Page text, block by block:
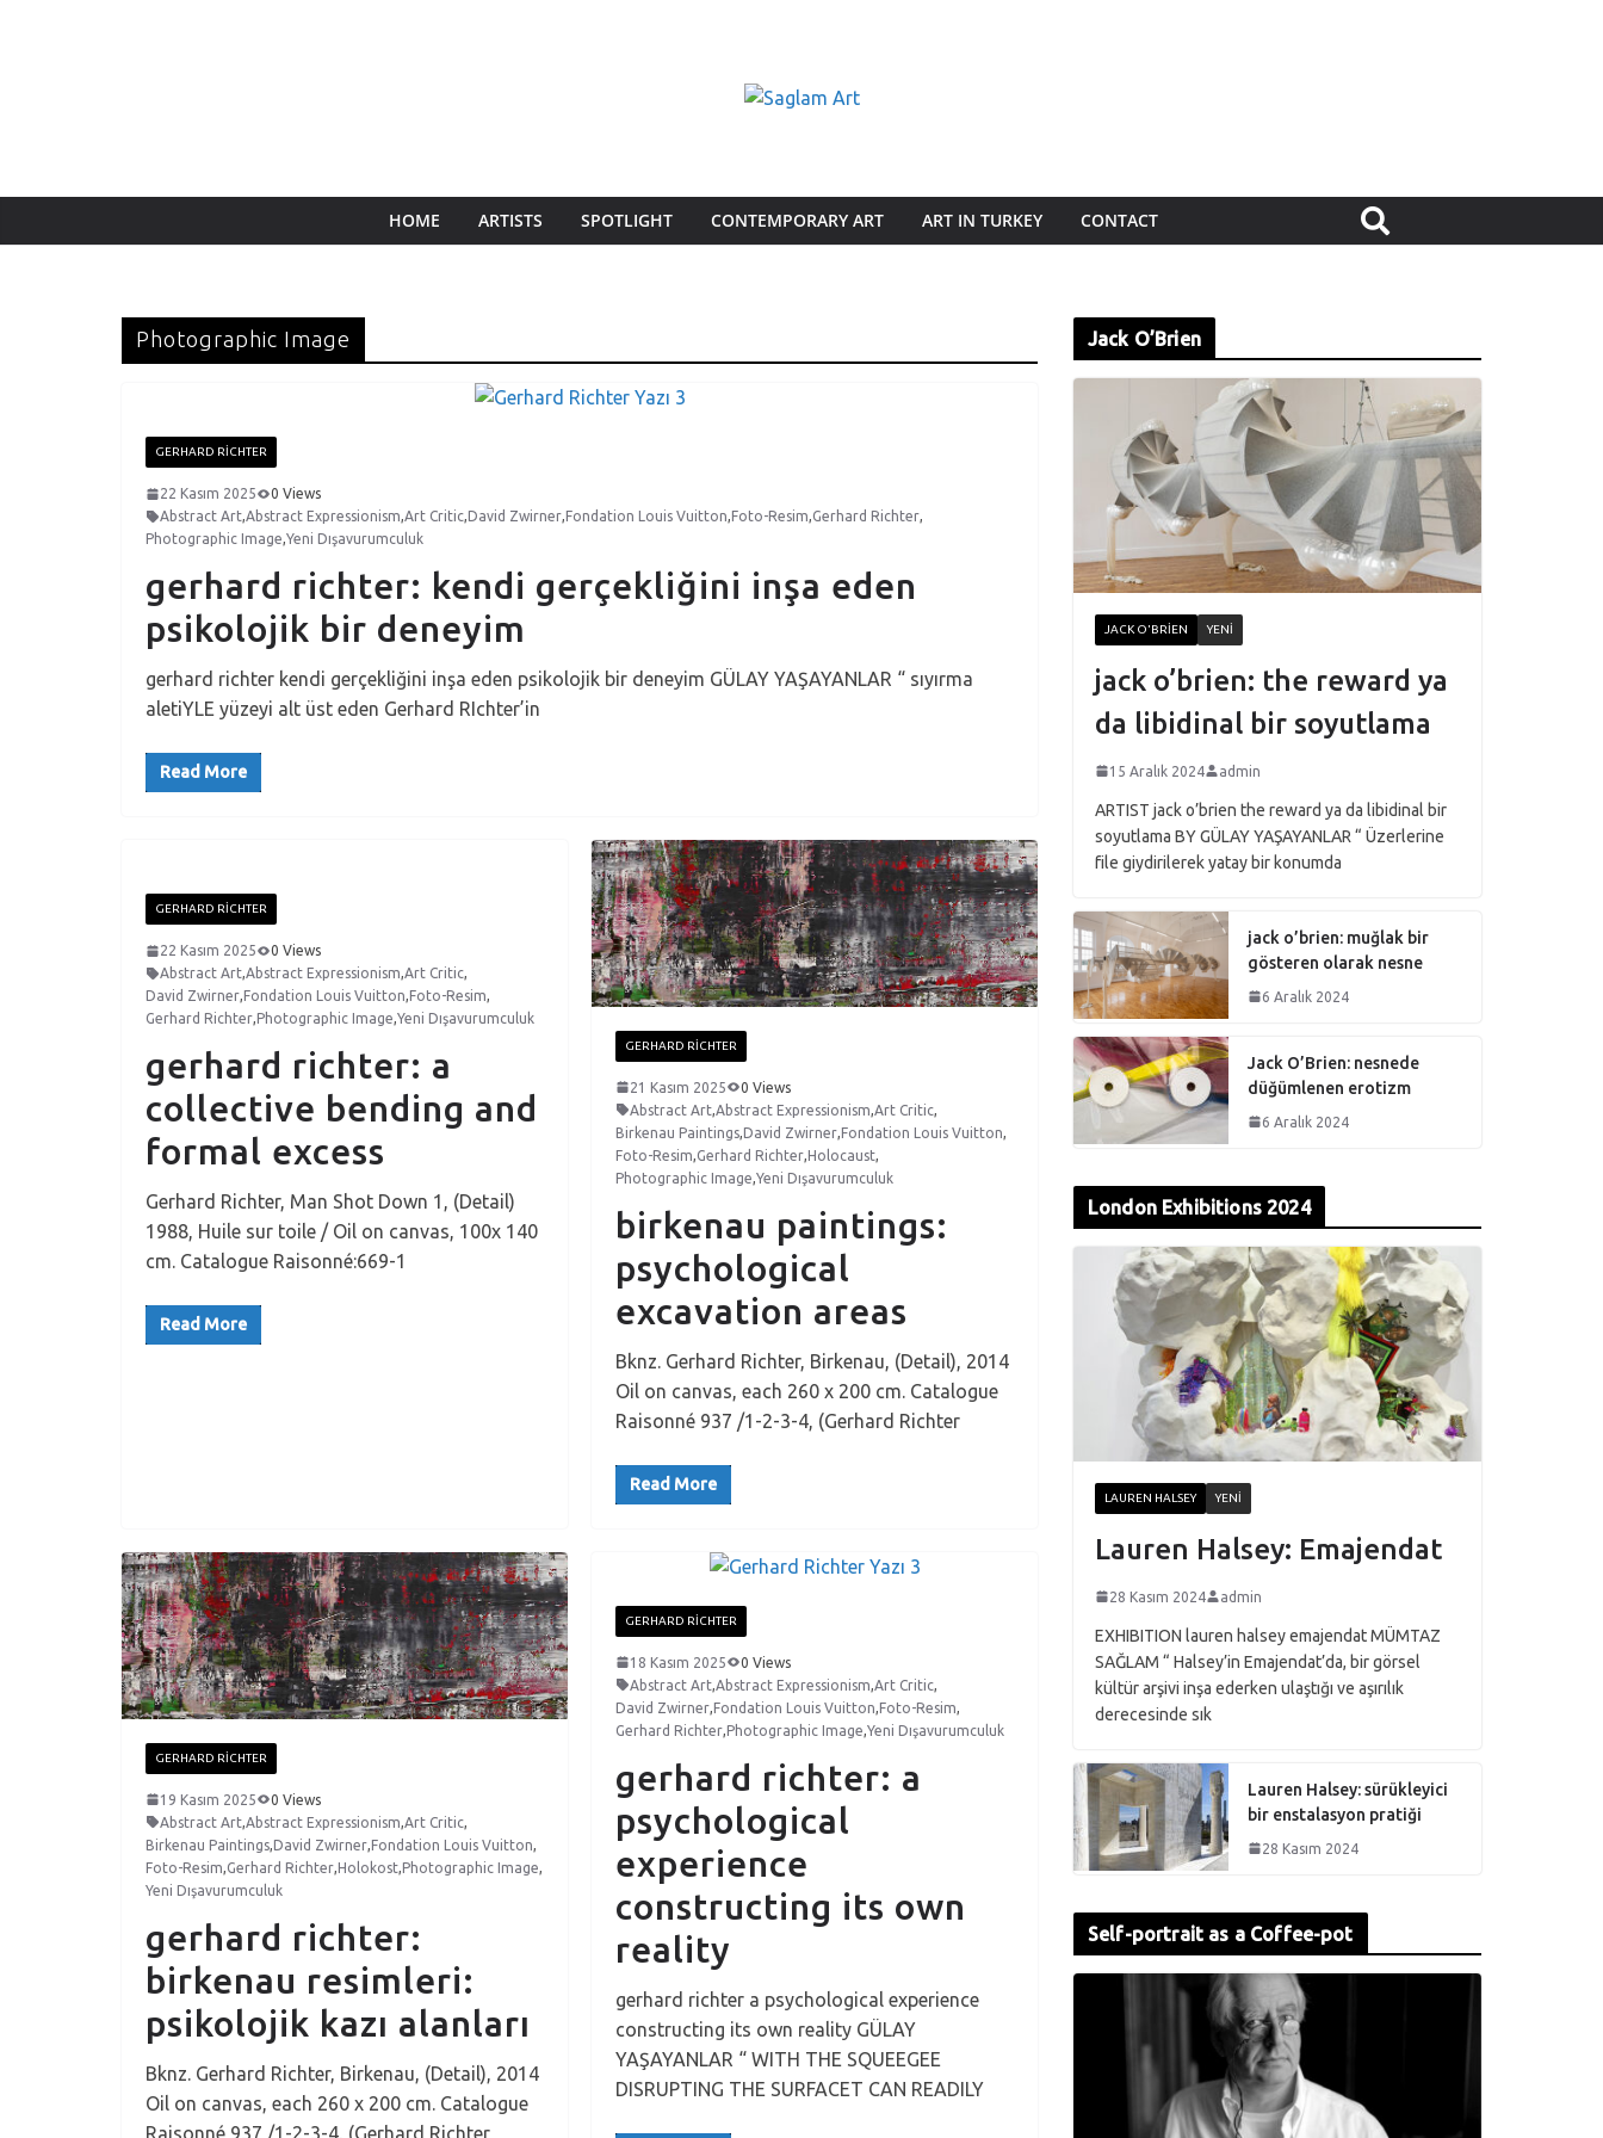
HOME ARTISTS SPOTLIGHT CONTEMPORARY ART ART IN TURKEY CONTACT
Photographic Image
GERHARD RICHTER
22 Kasım 2025
0 Views
Abstract Art,Abstract Expressionism,Art Critic,David Zwirner,Fondation Louis Vuitton,Foto-Resim,Gerhard Richter,
Photographic Image,Yeni Dışavurumculuk
gerhard richter: kendi gerçekliğini inşa eden
psikolojik bir deneyim
gerhard richter kendi gerçekliğini inşa eden psikolojik bir deneyim GÜLAY YAŞAYANLAR “ sıyırma
aletiYLE yüzeyi alt üst eden Gerhard RIchter’in
Read More
GERHARD RICHTER
22 Kasım 2025
0 Views
Abstract Art,Abstract Expressionism,Art Critic,
David Zwirner,Fondation Louis Vuitton,Foto-Resim,
Gerhard Richter,Photographic Image,Yeni Dışavurumculuk
gerhard richter: a
collective bending and
formal excess
Gerhard Richter, Man Shot Down 1, (Detail)
1988, Huile sur toile / Oil on canvas, 100x 140
cm. Catalogue Raisonné:669-1
Read More
GERHARD RICHTER
21 Kasım 2025
0 Views
Abstract Art,Abstract Expressionism,Art Critic,
Birkenau Paintings,David Zwirner,Fondation Louis Vuitton,
Foto-Resim,Gerhard Richter,Holocaust,
Photographic Image,Yeni Dışavurumculuk
birkenau paintings:
psychological
excavation areas
Bknz. Gerhard Richter, Birkenau, (Detail), 2014
Oil on canvas, each 260 x 200 cm. Catalogue
Raisonné 937 /1-2-3-4, (Gerhard Richter
Read More
GERHARD RICHTER
19 Kasım 2025
0 Views
Abstract Art Abstract Expressionism Art Critic
Birkenau Paintings David Zwirner Fondation Louis Vuitton
Foto-Resim Gerhard Richter Holokost Photographic Image
Yeni Dışavurumculuk
gerhard richter:
birkenau resimleri:
psikolojik kazı alanları
Bknz. Gerhard Richter, Birkenau, (Detail), 2014
Oil on canvas, each 260 x 200 cm. Catalogue
Raisonné 937 /1-2-3-4, (Gerhard Richter
GERHARD RICHTER
18 Kasım 2025
0 Views
Abstract Art,Abstract Expressionism,Art Critic,
David Zwirner,Fondation Louis Vuitton,Foto-Resim,
Gerhard Richter,Photographic Image,Yeni Dışavurumculuk
gerhard richter: a
psychological
experience
constructing its own
reality
gerhard richter a psychological experience
constructing its own reality GÜLAY
YAŞAYANLAR “ WITH THE SQUEEGEE
DISRUPTING THE SURFACET CAN READILY
Jack O’Brien
JACK O'BRIEN YENI
jack o’brien: the reward ya
da libidinal bir soyutlama
15 Aralık 2024 admin
ARTIST jack o’brien the reward ya da libidinal bir
soyutlama BY GÜLAY YAŞAYANLAR “ Üzerlerine
file giydirilerek yatay bir konumda
jack o’brien: muğlak bir
gösteren olarak nesne
6 Aralık 2024
Jack O’Brien: nesnede
düğümlenen erotizm
6 Aralık 2024
London Exhibitions 2024
LAUREN HALSEY YENI
Lauren Halsey: Emajendat
28 Kasım 2024 admin
EXHIBITION lauren halsey emajendat MÜMTAZ
SAĞLAM “ Halsey’in Emajendat’da, bir görsel
kültür arşivi inşa ederken ulaştığı ve aşırılık
derecesinde sık
Lauren Halsey: sürükleyici
bir enstalasyon pratiği
28 Kasım 2024
Self-portrait as a Coffee-pot